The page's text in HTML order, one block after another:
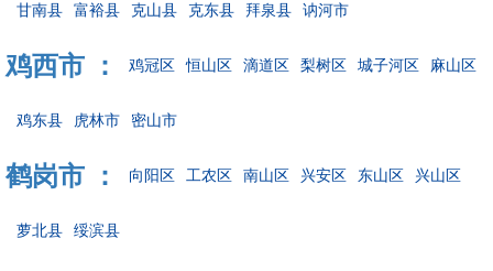
甘南县 富裕县 克山县 克东县 拜泉县 讷河市
鸡西市 ： 鸡冠区 恒山区 滴道区 梨树区 城子河区 麻山区
鸡东县 虎林市 密山市
鹤岗市 ： 向阳区 工农区 南山区 兴安区 东山区 兴山区
萝北县 绥滨县